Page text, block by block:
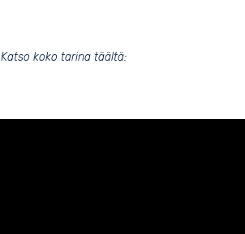
Katso koko tarina täältä: